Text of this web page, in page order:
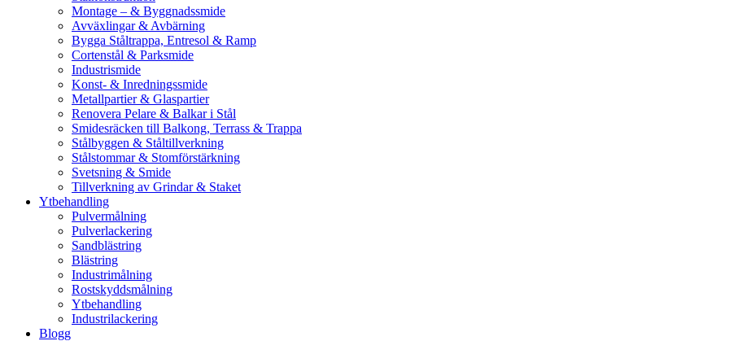
Montage – & Byggnadssmide
Avväxlingar & Avbärning
Bygga Ståltrappa, Entresol & Ramp
Cortenstål & Parksmide
Industrismide
Konst- & Inredningssmide
Metallpartier & Glaspartier
Renovera Pelare & Balkar i Stål
Smidesräcken till Balkong, Terrass & Trappa
Stålbyggen & Ståltillverkning
Stålstommar & Stomförstärkning
Svetsning & Smide
Tillverkning av Grindar & Staket
Ytbehandling
Pulvermålning
Pulverlackering
Sandblästring
Blästring
Industrimålning
Rostskyddsmålning
Ytbehandling
Industrilackering
Blogg